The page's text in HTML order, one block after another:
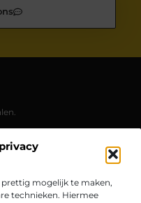
mogelijk te maken,
technieken. Hiermee
hoeken van de
inspirerende